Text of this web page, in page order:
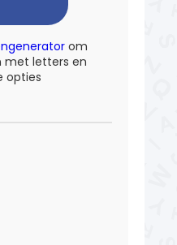
om
met letters en
opties